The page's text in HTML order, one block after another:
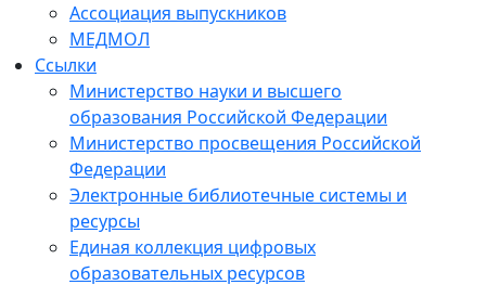
Ассоциация выпускников
МЕДМОЛ
Ссылки
Министерство науки и высшего
образования Российской Федерации
Министерство просвещения Российской
Федерации
Электронные библиотечные системы и
ресурсы
Единая коллекция цифровых
образовательных ресурсов